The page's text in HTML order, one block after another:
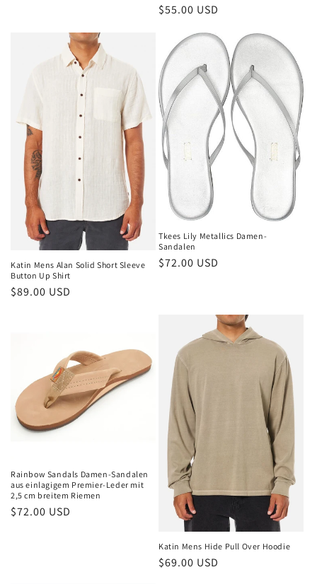
Normaler
$55.00 USD
Katin Mens Alan Solid Short Sleeve
Button Up Shirt
Normaler
$89.00 USD
Tkees Lily Metallics Damen-
Sandalen
Normaler
$72.00 USD
Rainbow Sandals Damen-Sandalen
aus einlagigem Premier-Leder mit
2,5 cm breitem Riemen
Normaler
$72.00 USD
Katin Mens Hide Pull Over Hoodie
Normaler
$69.00 USD